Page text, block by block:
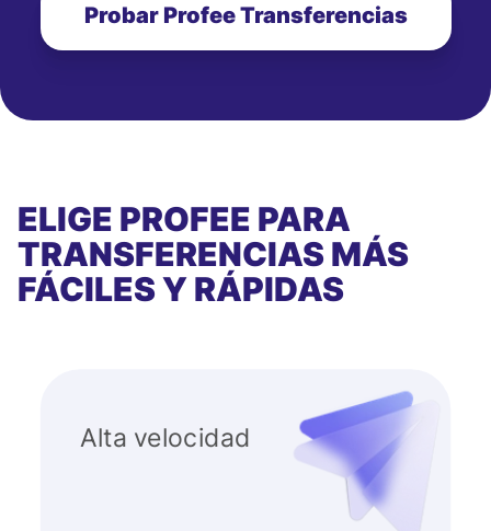
Probar Profee Transferencias
ELIGE PROFEE PARA
TRANSFERENCIAS MÁS
FÁCILES Y RÁPIDAS
Alta velocidad